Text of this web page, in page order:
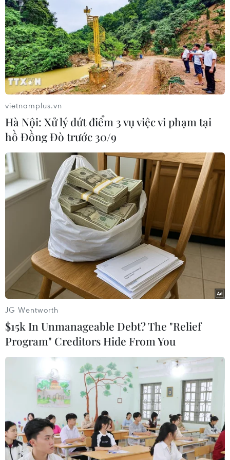
giữa binh lính hai bên ở Đông Ladakh gần hồ Pangong.
Ấn Độ khẳng định kiểm soát tình hình dọc
biên giới với Trung Quốc
13/06/2020 15:22
Ông Naravane cho biết các cuộc đàm phán đã dẫn
đến nhiều hoạt động rút quân và hy vọng thông qua
đàm phán, tất cả những khác biệt được cho là đang tồn
tại giữa Ấn Độ và Trung Quốc sẽ được giải quyết.
vietnamplus.vn
Hà Nội: Xử lý dứt điểm 3 vụ việc vi phạm tại
hồ Đồng Đò trước 30/9
JG Wentworth
$15k In Unmanageable Debt? The "Relief
Program" Creditors Hide From You